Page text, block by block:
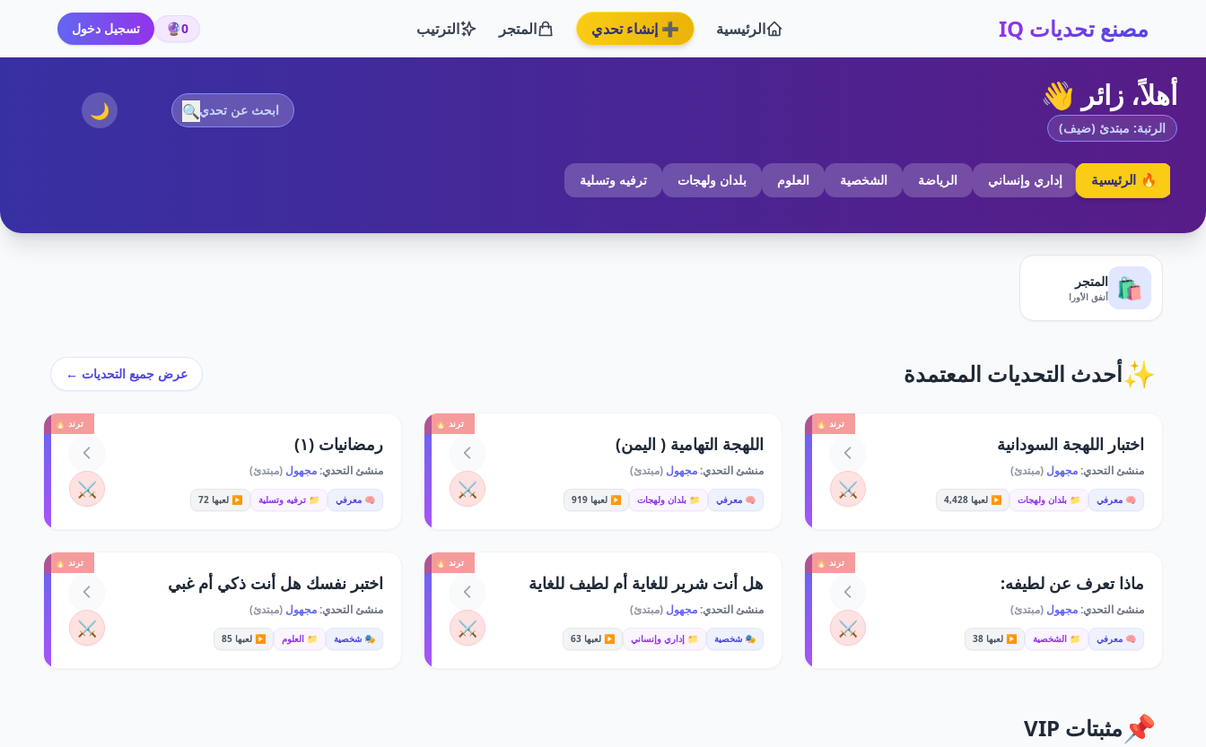
مصنع تحديات IQ الرئيسية ➕ إنشاء تحدي المتجر الترتيب 0
🔮 تسجيل دخول
أهلاً، زائر 👋
الرتبة: مبتدئ (ضيف)
🔍
🌙
🔥 الرئيسية إداري وإنساني الرياضة الشخصية العلوم بلدان ولهجات ترفيه وتسلية
🛍️ المتجر
أنفق الأورا
✨أحدث التحديات المعتمدة عرض جميع التحديات ←
ترند 🔥
اختبار اللهجة السودانية
منشئ التحدي:مجهول (مبتدئ)
🧠 معرفي 📁 بلدان ولهجات ▶️ لعبها 4,428 ⚔️
ترند 🔥
اللهجة التهامية ( اليمن)
منشئ التحدي:مجهول (مبتدئ)
🧠 معرفي 📁 بلدان ولهجات ▶️ لعبها 919 ⚔️
ترند 🔥
رمضانيات (١)
منشئ التحدي:مجهول (مبتدئ)
🧠 معرفي 📁 ترفيه وتسلية ▶️ لعبها 72 ⚔️
ترند 🔥
ماذا تعرف عن لطيفه:
منشئ التحدي:مجهول (مبتدئ)
🧠 معرفي 📁 الشخصية ▶️ لعبها 38 ⚔️
ترند 🔥
هل أنت شرير للغاية أم لطيف للغاية
منشئ التحدي:مجهول (مبتدئ)
🎭 شخصية 📁 إداري وإنساني ▶️ لعبها 63 ⚔️
ترند 🔥
اختبر نفسك هل أنت ذكي أم غبي
منشئ التحدي:مجهول (مبتدئ)
🎭 شخصية 📁 العلوم ▶️ لعبها 85 ⚔️
📌 مثبتات VIP